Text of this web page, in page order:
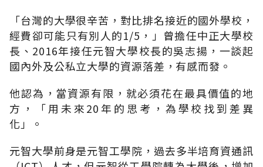
「台灣的大學很辛苦，對比排名接近的國外學校，
經費卻可能只有別人的1/5，」曾擔任中正大學校
長、2016年接任元智大學校長的吳志揚，一談起
國內外及公私立大學的資源落差，有感而發。
他認為，當資源有限，就必須花在最具價值的地
方，「用未來20年的思考，為學校找到差異
化」。
元智大學前身是元智工學院，過去多半培育資通訊